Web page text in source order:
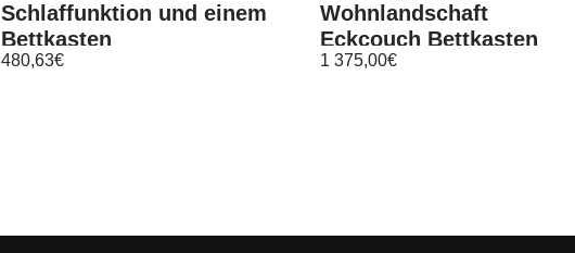
Schlaffunktion und einem
Bettkasten
480,63€
Wohnlandschaft
Eckcouch Bettkasten
Ecksofa
1 375,00€